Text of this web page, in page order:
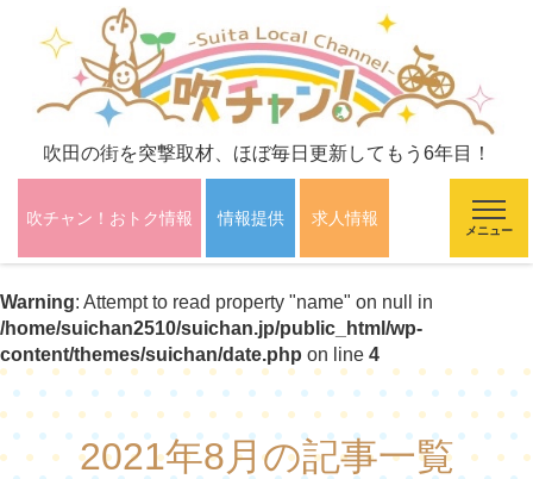
吹田の街を突撃取材、ほぼ毎日更新してもう6年目！
吹チャン！おトク情報 情報提供 求人情報
メニュー
Warning: Attempt to read property "name" on null in
/home/suichan2510/suichan.jp/public_html/wp-
content/themes/suichan/date.php on line 4
2021年8月の記事一覧